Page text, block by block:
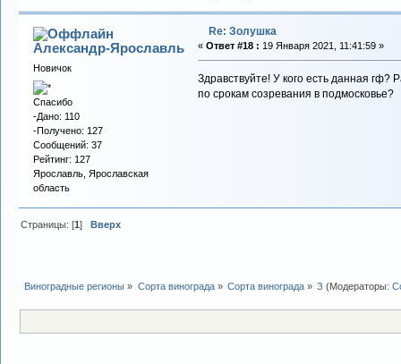
Александр-Ярославль
Новичок
Спасибо
-Дано: 110
-Получено: 127
Сообщений: 37
Рейтинг: 127
Ярославль, Ярославская
область
Re: Золушка
« Ответ #18 : 19 Января 2021, 11:41:59 »
Здравствуйте! У кого есть данная гф?
по срокам созревания в подмосковье?
Страницы: [1]Вверх
Виноградные регионы » Сорта винограда» Сорта винограда» З (Модераторы: